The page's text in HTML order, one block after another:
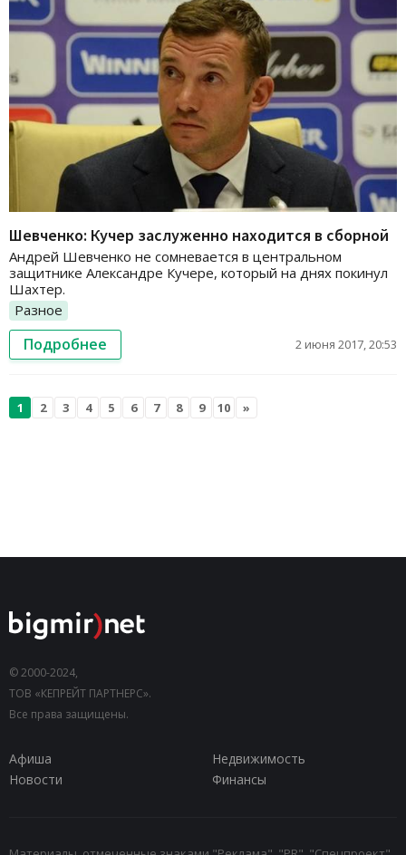
Шевченко: Кучер заслуженно находится в сборной
Андрей Шевченко не сомневается в центральном
защитнике Александре Кучере, который на днях покинул
Шахтер.
Разное
Подробнее 2 июня 2017, 20:53
1 2 3 4 5 6 7 8 9 10 »
© 2000-2024,
ТОВ «КЕПРЕЙТ ПАРТНЕРС».
Все права защищены.
Афиша
Недвижимость
Новости
Финансы